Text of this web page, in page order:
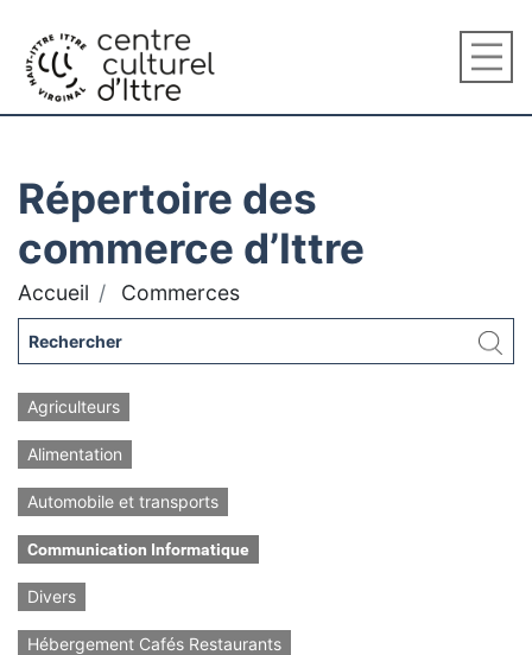
Répertoire des
commerce d’Ittre
Accueil Commerces
Agriculteurs
Alimentation
Automobile et transports
Communication Informatique
Divers
Hébergement Cafés Restaurants